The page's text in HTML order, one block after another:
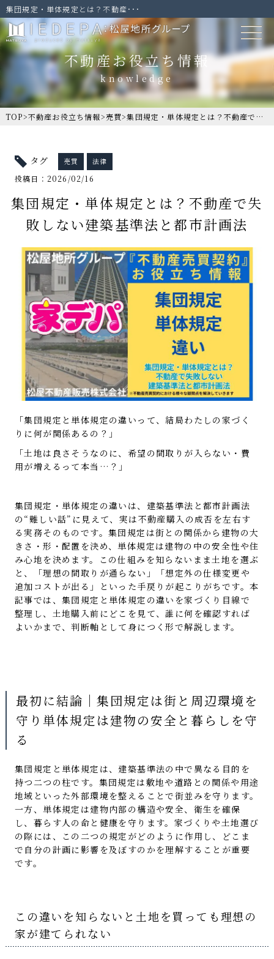
集団規定・単体規定とは？不動産･･･
TOP>不動産お役立ち情報>売買>集団規定・単体規定とは？不動産で失敗しない建築基準法と都市計画法
不動産お役立ち情報
タグ 売買 法律
投稿日：2026/02/16
集団規定・単体規定とは？不動産で失
敗しない建築基準法と都市計画法
「集団規定と単体規定の違いって、結局わたしの家づく
りに何が関係あるの？」
「土地は良さそうなのに、希望の間取りが入らない・費
用が増えるって本当…？」
集団規定・単体規定の違いは、建築基準法と都市計画法
の“難しい話”に見えて、実は不動産購入の成否を左右す
る実務そのものです。集団規定は街との関係から建物の大
きさ・形・配置を決め、単体規定は建物の中の安全性や住
み心地を決めます。この仕組みを知らないまま土地を選ぶ
と、「理想の間取りが通らない」「想定外の仕様変更や
追加コストが出る」といった手戻りが起こりがちです。本
記事では、集団規定と単体規定の違いを家づくり目線で
整理し、土地購入前にどこを見て、誰に何を確認すれば
よいかまで、判断軸として身につく形で解説します。
最初に結論｜集団規定は街と周辺環境を
守り単体規定は建物の安全と暮らしを守
る
集団規定と単体規定は、建築基準法の中で異なる目的を
持つ二つの柱です。集団規定は敷地や道路との関係や用途
地域といった外部環境を整えることで街並みを守ります。
一方、単体規定は建物内部の構造や安全、衛生を確保
し、暮らす人の命と健康を守ります。家づくりや土地選び
の際には、この二つの規定がどのように作用し、どこま
で自分の計画に影響を及ぼすのかを理解することが重要
です。
この違いを知らないと土地を買っても理想の
家が建てられない